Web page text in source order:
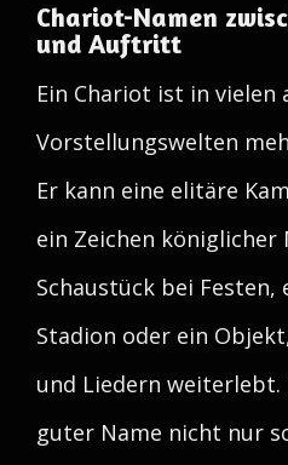
Chariot-Namen
und Auftritt
Ein Chariot ist in vielen
Vorstellungswelten
Er kann eine elitäre
ein Zeichen königlicher
Schaustück bei Festen,
Stadion oder ein
und Liedern
guter Name nicht nur